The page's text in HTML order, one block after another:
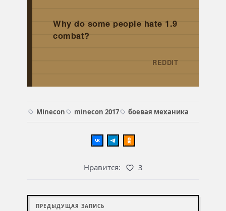
Why do some people hate 1.9
combat?
REDDIT
Minecon minecon 2017 боевая механика
Нравится: 3
ПРЕДЫДУЩАЯ ЗАПИСЬ